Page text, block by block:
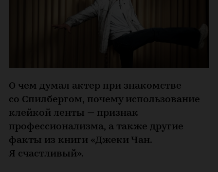
О чем думал актер при знакомстве
со Спилбергом, почему использование
клейкой ленты — признак
профессионализма, а также другие
факты из книги «Джеки Чан.
Я счастливый».